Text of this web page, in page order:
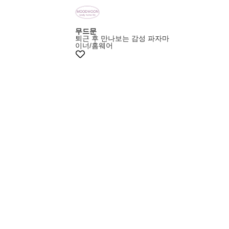
무드문
퇴근 후 만나보는 감성 파자마
이너/홈웨어